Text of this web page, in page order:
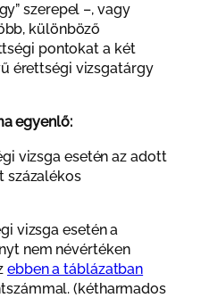
szerepel –, vagy
különböző
pontokat a két
érettségi vizsgatárgy
egyenlő:
vizsga esetén az adott
százalékos
vizsga esetén a
nem névértéken
ebben a táblázatban
(kétharmados